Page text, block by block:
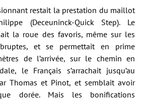
restait la prestation du maillot
(Deceuninck-Quick Step). Le
la roue des favoris, même sur les
et se permettait en prime
de l’arrivée, sur le chemin en
le Français s’arrachait jusqu’au
Thomas et Pinot, et semblait avoir
dorée. Mais les bonifications